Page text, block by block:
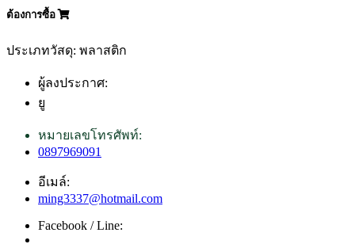
ต้องการซื้อ
ประเภทวัสดุ: พลาสติก
ผู้ลงประกาศ:
ยู
หมายเลขโทรศัพท์:
0897969091
อีเมล์:
ming3337@hotmail.com
Facebook / Line: